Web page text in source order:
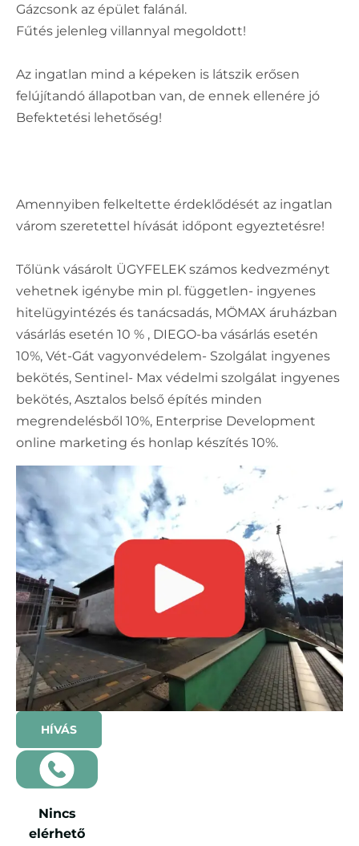
Gázcsonk az épület falánál.
Fűtés jelenleg villannyal megoldott!
Az ingatlan mind a képeken is látszik erősen
felújítandó állapotban van, de ennek ellenére jó
Befektetési lehetőség!
Amennyiben felkeltette érdeklődését az ingatlan
várom szeretettel hívását időpont egyeztetésre!
Tőlünk vásárolt ÜGYFELEK számos kedvezményt
vehetnek igénybe min pl. független- ingyenes
hitelügyintézés és tanácsadás, MÖMAX áruházban
vásárlás esetén 10 % , DIEGO-ba vásárlás esetén
10%, Vét-Gát vagyonvédelem- Szolgálat ingyenes
bekötés, Sentinel- Max védelmi szolgálat ingyenes
bekötés, Asztalos belső építés minden
megrendelésből 10%, Enterprise Development
online marketing és honlap készítés 10%.
HÍVÁS
Nincs
elérhető